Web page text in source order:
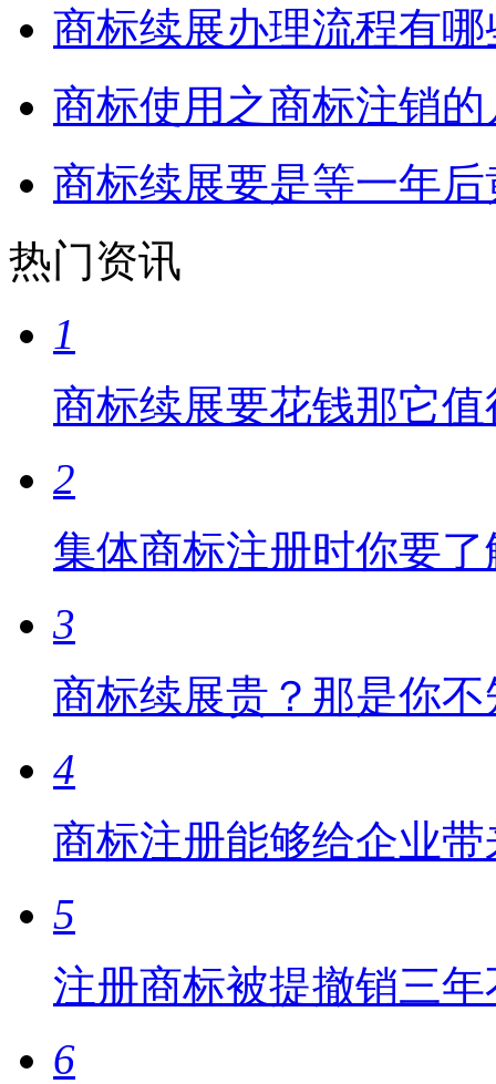
商标续展办理流程有哪
商标使用之商标注销
商标续展要是等一年
热门资讯
1
商标续展要花钱那它值
2
集体商标注册时你要
3
商标续展贵？那是你
4
商标注册能够给企业
5
注册商标被提撤销三
6